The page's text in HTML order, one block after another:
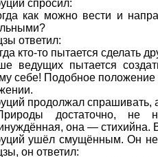
спросил:
как можно вести и
ответил:
кто-то пытается сделать
ведущих пытается
себе! Подобное
продолжал спрашивать,
достаточно, не
она — стихийна.
ушёл смущённым. Он не
он ответил: